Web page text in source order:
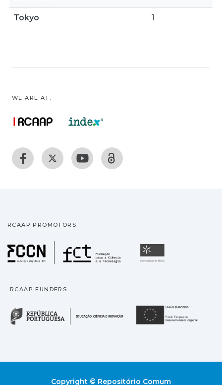
Tokyo 1
WE ARE AT:
RCAAP PROMOTORS
Fundação para a
RCAAP FUNDERS
República Portuguesa
Copyright © Repositório Comum